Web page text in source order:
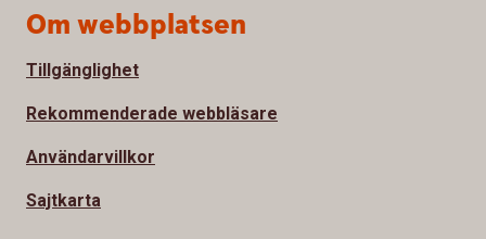
Om webbplatsen
Tillgänglighet
Rekommenderade webbläsare
Användarvillkor
Sajtkarta